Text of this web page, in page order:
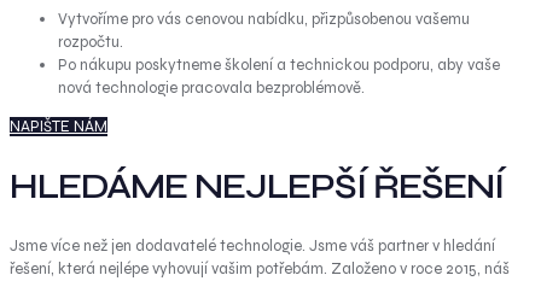
Vytvoříme pro vás cenovou nabídku, přizpůsobenou vašemu
rozpočtu.
Po nákupu poskytneme školení a technickou podporu, aby vaše
nová technologie pracovala bezproblémově.
NAPIŠTE NÁM
HLEDÁME NEJLEPŠÍ ŘEŠENÍ
Jsme více než jen dodavatelé technologie. Jsme váš partner v hledání
řešení, která nejlépe vyhovují vašim potřebám. Založeno v roce 2015, náš